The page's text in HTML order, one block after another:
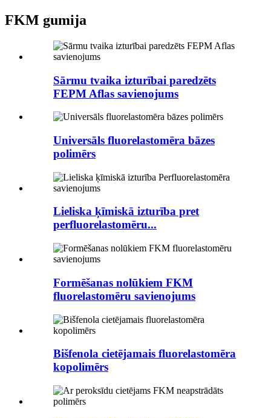
FKM gumija
Sārmu tvaika izturībai paredzēts
FEPM Aflas savienojums
Universāls fluorelastomēra bāzes
polimērs
Lieliska ķīmiskā izturība pret
perfluorelastomēru...
Formēšanas nolūkiem FKM
fluorelastomēru savienojums
Bišfenola cietējamais fluorelastomēra
kopolimērs